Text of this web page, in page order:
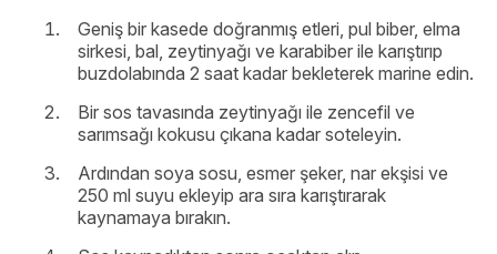
Geniş bir kasede doğranmış etleri, pul biber, elma
sirkesi, bal, zeytinyağı ve karabiber ile karıştırıp
buzdolabında 2 saat kadar bekleterek marine edin.
Bir sos tavasında zeytinyağı ile zencefil ve
sarımsağı kokusu çıkana kadar soteleyin.
Ardından soya sosu, esmer şeker, nar ekşisi ve
250 ml suyu ekleyip ara sıra karıştırarak
kaynamaya bırakın.